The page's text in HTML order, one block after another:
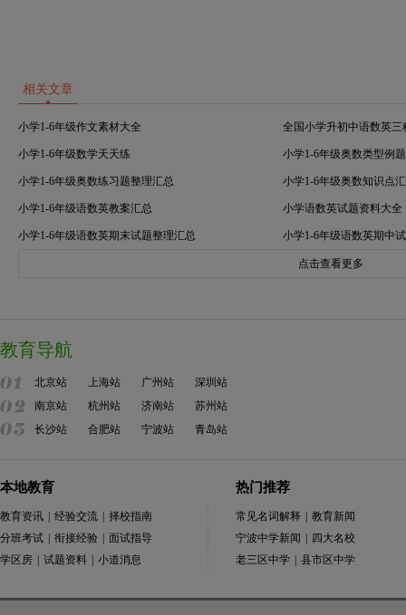
相关文章
小学1-6年级作文素材大全 全国小学升初中语数英三
小学1-6年级数学天天练 小学1-6年级奥数类型例
小学1-6年级奥数练习题整理汇总 小学1-6年级奥数知识点
小学1-6年级语数英教案汇总 小学语数英试题资料大全
小学1-6年级语数英期末试题整理汇总 小学1-6年级语数英期中
点击查看更多
教育导航
北京站 上海站 广州站
深圳站
南京站
杭州站 济南站
苏州站
长沙站
合肥站 宁波站 青岛站
本地教育
教育资讯 经验交流
择校指南
分班考试
衔接经验
面试指导
学区房
试题资料 小道消息
热门推荐
常见名词解释
教育新闻
宁波中学新闻
四大名校
老三区中学
县市区中学